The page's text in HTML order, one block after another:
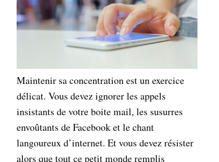
Maintenir sa concentration est un exercice
délicat. Vous devez ignorer les appels
insistants de votre boite mail, les susurres
envoûtants de Facebook et le chant
langoureux d’internet. Et vous devez résister
alors que tout ce petit monde remplis